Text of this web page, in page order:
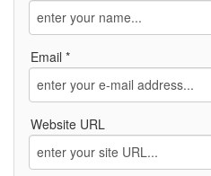
Email *
Website URL